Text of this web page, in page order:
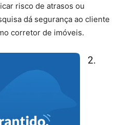
risco de atrasos ou
dá segurança ao cliente
corretor de imóveis.
2.